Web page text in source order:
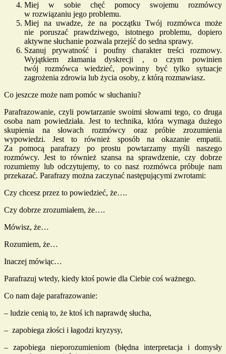
Miej w sobie chęć pomocy swojemu rozmówcy
w rozwiązaniu jego problemu.
Miej na uwadze, że na początku Twój rozmówca może
nie poruszać prawdziwego, istotnego problemu, dopiero
aktywne słuchanie pozwala przejść do sedna sprawy.
Szanuj prywatność i poufny charakter treści rozmowy.
Wyjątkiem złamania dyskrecji , o czym powinien
twój rozmówca wiedzieć, powinny być tylko sytuacje
zagrożenia zdrowia lub życia osoby, z którą rozmawiasz.
Co jeszcze może nam pomóc w słuchaniu?
Parafrazowanie, czyli powtarzanie swoimi słowami tego, co druga
osoba nam powiedziała. Jest to technika, która wymaga dużego
skupienia na słowach rozmówcy oraz próbie zrozumienia
wypowiedzi. Jest to również sposób na okazanie empatii.
Za pomocą parafrazy po prostu powtarzamy myśli naszego
rozmówcy. Jest to również szansa na sprawdzenie, czy dobrze
rozumiemy lub odczytujemy, to co nasz rozmówca próbuje nam
przekazać. Parafrazy można zaczynać następującymi zwrotami:
Czy chcesz przez to powiedzieć, że….
Czy dobrze zrozumiałem, że….
Mówisz, że…
Rozumiem, że…
Inaczej mówiąc…
Parafrazuj wtedy, kiedy ktoś powie dla Ciebie coś ważnego.
Co nam daje parafrazowanie:
– ludzie cenią to, że ktoś ich naprawdę słucha,
– zapobiega złości i łagodzi kryzysy,
– zapobiega nieporozumieniom (błędna interpretacja i domysły